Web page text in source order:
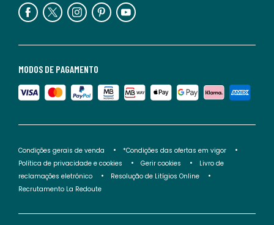
MODOS DE PAGAMENTO
Condições gerais de venda
*Condições das ofertas em vigor
Política de privacidade e cookies
Gerir cookies
Livro de
reclamações eletrónico
Resolução de Litígios Online
Recrutamento La Redoute